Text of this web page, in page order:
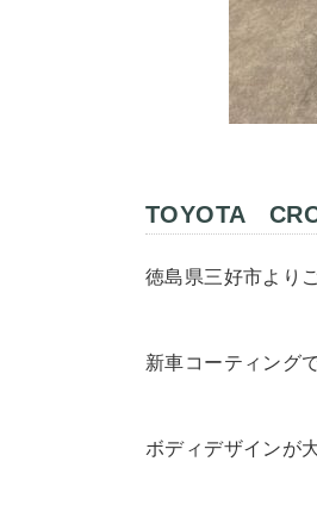
TOYOTA
徳島県三好市より
新車コーティング
ボディデザインが